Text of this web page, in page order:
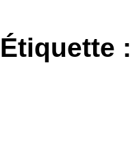
au
contenu
Étiquette :